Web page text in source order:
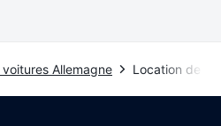
Allemagne Location de